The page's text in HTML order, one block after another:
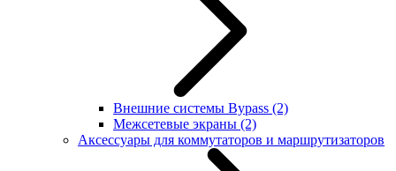
Внешние системы Bypass (2)
Межсетевые экраны (2)
Аксессуары для коммутаторов и маршрутизаторов